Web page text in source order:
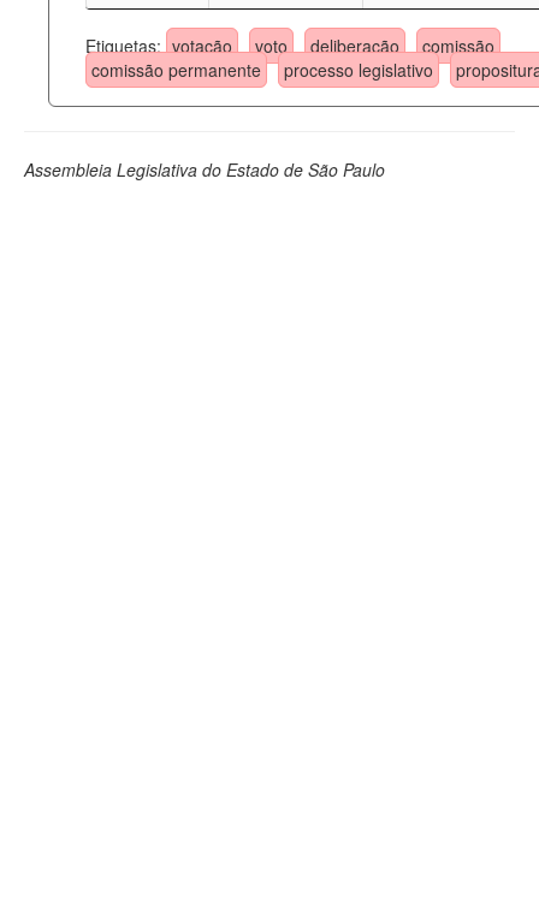
Etiquetas: votação voto deliberação
comissão
comissão permanente
processo legislativo
Assembleia Legislativa do Estado de São Paulo